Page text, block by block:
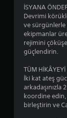
b
e
l
i
r
l
i
b
i
r
s
ü
r
İSYANA
Devrimi
ve sürgünlerle
ekipmanlar
rejimini çöküşe
güçlendirin.
TÜM
İki kat ateş
arkadaşınızla
koordine edin,
birleştirin ve